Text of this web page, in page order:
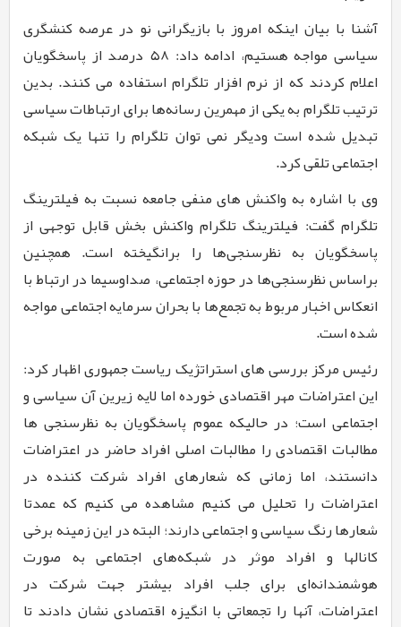
آشنا با بیان اینکه امروز با بازیگرانی نو در عرصه کنشگری
سیاسی مواجه هستیم، ادامه داد: ۵8 درصد از پاسخگویان
اعلام کردند که از نرم افزار تلگرام استفاده می کنند. بدین
ترتیب تلگرام به یکی از مهمرین رسانه‌ها برای ارتباطات سیاسی
تبدیل شده است ودیگر نمی توان تلگرام را تنها یک شبکه
اجتماعی تلقی کرد.
وی با اشاره به واکنش های منفی جامعه نسبت به فیلترینگ
تلگرام گفت: فیلترینگ تلگرام واکنش بخش قابل توجهی از
پاسخگویان به نظرسنجی‌ها را برانگیخته است. همچنین
براساس نظرسنجی‌ها در حوزه اجتماعی، صداوسیما در ارتباط با
انعکاس اخبار مربوط به تجمع‌ها با بحران سرمایه اجتماعی مواجه
شده است.
رئیس مرکز بررسی های استراتژیک ریاست جمهوری اظهار کرد:
این اعتراضات مهر اقتصادی خورده اما لایه زیرین آن سیاسی و
اجتماعی است؛ در حالیکه عموم پاسخگویان به نظرسنجی ها
مطالبات اقتصادی را مطالبات اصلی افراد حاضر در اعتراضات
دانستند، اما زمانی که شعارهای افراد شرکت کننده در
اعتراضات را تحلیل می کنیم مشاهده می کنیم که عمدتا
شعارها رنگ سیاسی و اجتماعی دارند؛ البته در این زمینه برخی
کانالها و افراد موثر در شبکه‌های اجتماعی به صورت
هوشمندانه‌ای برای جلب افراد بیشتر جهت شرکت در
اعتراضات، آنها را تجمعاتی با انگیزه اقتصادی نشان دادند تا